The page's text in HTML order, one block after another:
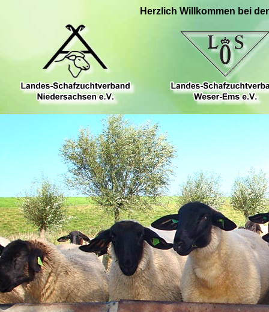
Herzlich Willkommen bei